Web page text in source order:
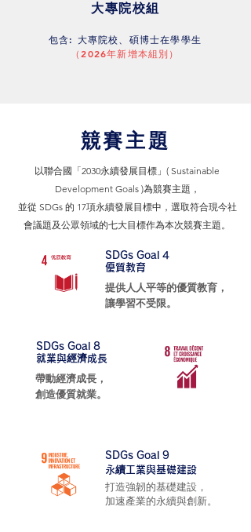
大專院校組
包含: 大專院校、碩博士在學學生
​（2026年新增本組別）
競賽主題
以聯合國「2030永續發展目標」( Sustainable
Development Goals )為競賽主題，
並從 SDGs 的 17項永續發展目標中，選取符合現今社
會議題及公眾領域的七大目標作為本次競賽主題。
SDGs Goal 4
優質教育
提供人人平等的優質教育，
讓學習不受限。
SDGs Goal 8
就業與經濟成長
帶動經濟成長，
創造優質就業。
SDGs Goal 9
永續工業與基礎建設
打造強韌的基礎建設，
加速產業的永續與創新。